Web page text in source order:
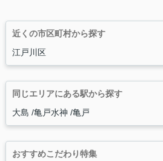
近くの市区町村から探す
江戸川区
同じエリアにある駅から探す
大島 亀戸水神 亀戸
おすすめこだわり特集